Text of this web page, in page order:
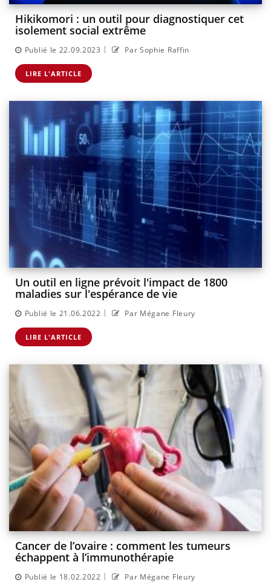
Hikikomori : un outil pour diagnostiquer cet
isolement social extrême
Publié le 22.09.2023 | Par Sophie Raffin
LIRE L'ARTICLE
Un outil en ligne prévoit l'impact de 1800
maladies sur l'espérance de vie
Publié le 21.06.2022 | Par Mégane Fleury
LIRE L'ARTICLE
Cancer de l’ovaire : comment les tumeurs
échappent à l’immunothérapie
Publié le 18.02.2022 | Par Mégane Fleury